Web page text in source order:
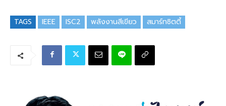
TAGS IEEE ISC2 พลังงานสีเขียว สมาร์ทซิตตี้